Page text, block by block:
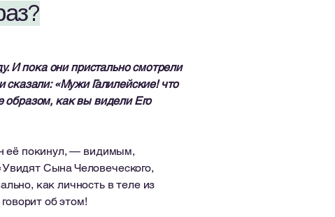
И пока они пристально смотрели
«Мужи Галилейские! что
образом, как вы видели Его
её покинул, — видимым,
Сына Человеческого,
как личность в теле из
об этом!